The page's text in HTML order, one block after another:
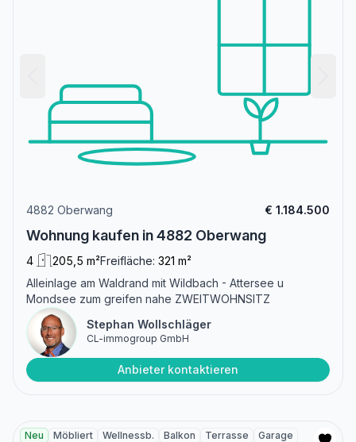
4882 Oberwang € 1.184.500
Wohnung kaufen in 4882 Oberwang
4 205,5 m²Freifläche: 321 m²
Alleinlage am Waldrand mit Wildbach - Attersee u
Mondsee zum greifen nahe ZWEITWOHNSITZ
Stephan Wollschläger
CL-immogroup GmbH
Anbieter kontaktieren
Neu Möbliert Wellnessb. Balkon Terrasse
Garage